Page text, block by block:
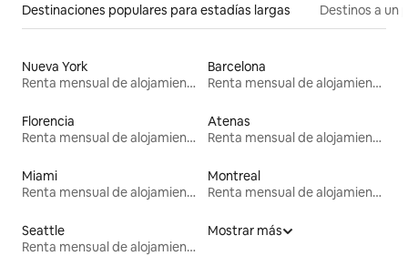
Destinaciones populares para estadías largas Destinos a un
Nueva York
Renta mensual de alojamientos
Barcelona
Renta mensual de alojamientos
Florencia
Renta mensual de alojamientos
Atenas
Renta mensual de alojamientos
Miami
Renta mensual de alojamientos
Montreal
Renta mensual de alojamientos
Seattle
Renta mensual de alojamientos
Mostrar más